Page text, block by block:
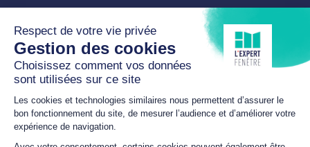
Allier
Rue du Parc de la Mothe
03400 YZEURE
lexpertfenetre-atf@orange.fr